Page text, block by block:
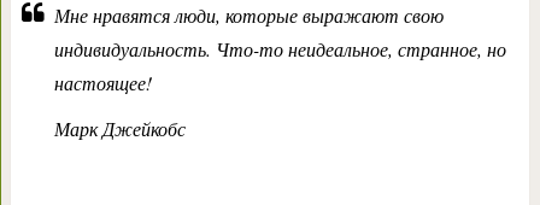
Мне нравятся люди, которые выражают свою
индивидуальность. Что-то неидеальное, странное, но
настоящее!
Марк Джейкобс